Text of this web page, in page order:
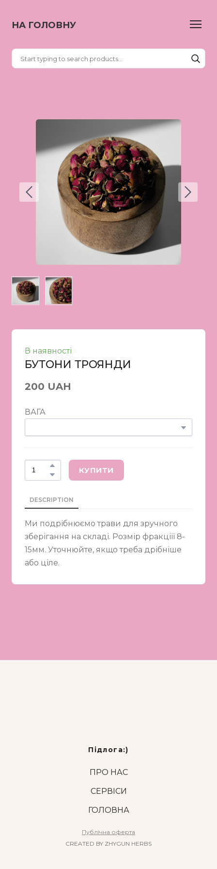
НА ГОЛОВНУ
В наявності
БУТОНИ ТРОЯНДИ
200 UAH
ВАГА
КУПИТИ
DESCRIPTION
Ми подрібнюємо трави для зручного
зберігання на складі. Розмір фракціїї 8-
15мм. Уточнюйте, якщо треба дрібніше
або ціле.
Підлога:)
ПРО НАС
СЕРВІСИ
ГОЛОВНА
Публічна оферта
CREATED BY ZHYGUN HERBS